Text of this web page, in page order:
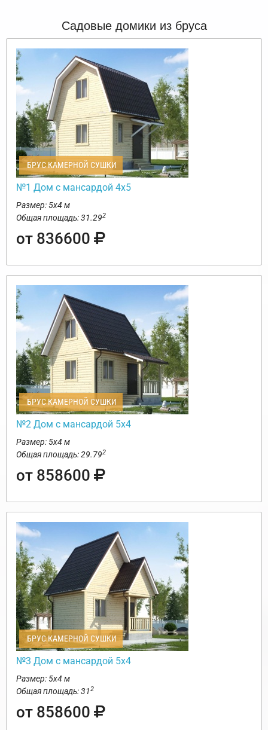
Садовые домики из бруса
БРУС КАМЕРНОЙ СУШКИ
№1 Дом с мансардой 4х5
Размер: 5х4 м
Общая площадь: 31.292
от 836600
БРУС КАМЕРНОЙ СУШКИ
№2 Дом с мансардой 5х4
Размер: 5х4 м
Общая площадь: 29.792
от 858600
БРУС КАМЕРНОЙ СУШКИ
№3 Дом с мансардой 5х4
Размер: 5х4 м
Общая площадь: 312
от 858600